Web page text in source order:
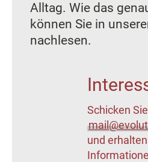
Alltag. Wie das
können Sie in
nachlesen.
Schicken
und